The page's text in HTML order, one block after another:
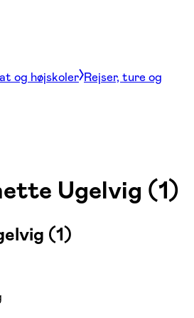
og højskoler Rejser, ture og
Ugelvig (1)
(1)